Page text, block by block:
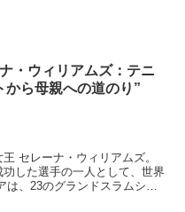
・ウィリアムズ：テニ
から母親への道のり”
セレーナ・ウィリアムズ。
した選手の一人として、世界
は、23のグランドスラムシン